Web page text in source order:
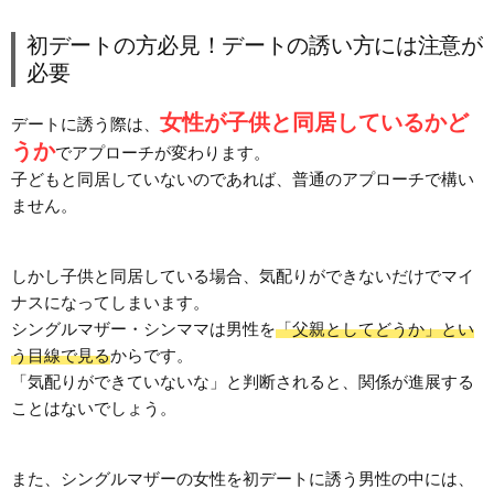
初デートの方必見！デートの誘い方には注意が
必要
デートに誘う際は、 女性が子供と同居しているかど
うかでアプローチが変わります。
子どもと同居していないのであれば、普通のアプローチで構い
ません。
しかし子供と同居している場合、気配りができないだけでマイ
ナスになってしまいます。
シングルマザー・シンママは男性を「父親としてどうか」とい
う目線で見るからです。
「気配りができていないな」と判断されると、関係が進展する
ことはないでしょう。
また、シングルマザーの女性を初デートに誘う男性の中には、